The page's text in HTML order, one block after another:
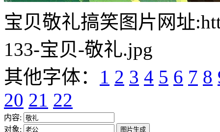
宝贝敬礼搞笑图片网址
133-宝贝-敬礼.jpg
其他字体： 1 2 3 4 5 6 7 8
20 21 22
内容:
对象: